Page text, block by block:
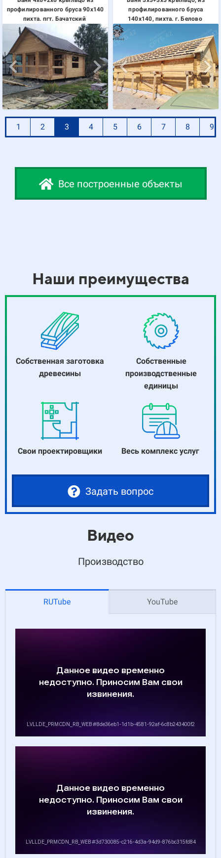
профилированного бруса 90х140
пихта. пгт. Бачатский
профилированного бруса
140х140, пихта. г. Белово
1 2 3 4 5 6 7 8 9
Все построенные объекты
Наши преимущества
Собственная заготовка
древесины
Собственные
производственные
единицы
Свои проектировщики Весь комплекс услуг
Задать вопрос
Видео
Производство
RUTube YouTube